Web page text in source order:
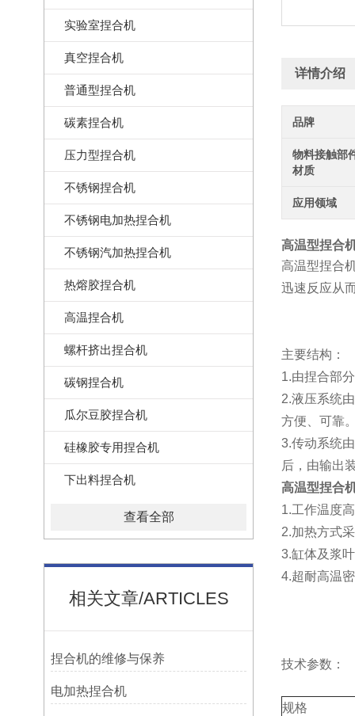
实验室捏合机
真空捏合机
普通型捏合机
碳素捏合机
压力型捏合机
不锈钢捏合机
不锈钢电加热捏合机
不锈钢汽加热捏合机
热熔胶捏合机
高温捏合机
螺杆挤出捏合机
碳钢捏合机
瓜尔豆胶捏合机
硅橡胶专用捏合机
下出料捏合机
查看全部
相关文章/ARTICLES
捏合机的维修与保养
电加热捏合机
详情介绍
品牌
物料接触部
材质
应用领域
高温型捏合
高温型捏合
迅速反应从
主要结构：
1.由捏合部
2.液压系统
方便、可靠
3.传动系统
后，由输出
高温型捏合
1.工作温度
2.加热方式
3.缸体及浆
4.超耐高温
技术参数：
规格